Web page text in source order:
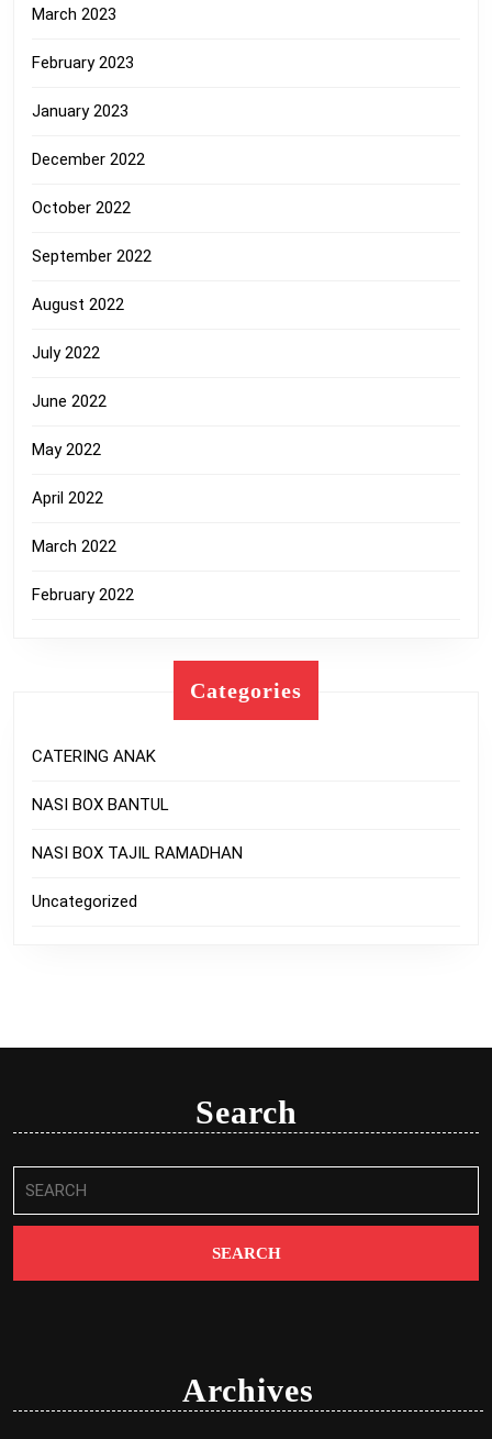
March 2023
February 2023
January 2023
December 2022
October 2022
September 2022
August 2022
July 2022
June 2022
May 2022
April 2022
March 2022
February 2022
Categories
CATERING ANAK
NASI BOX BANTUL
NASI BOX TAJIL RAMADHAN
Uncategorized
Search
for:
Archives